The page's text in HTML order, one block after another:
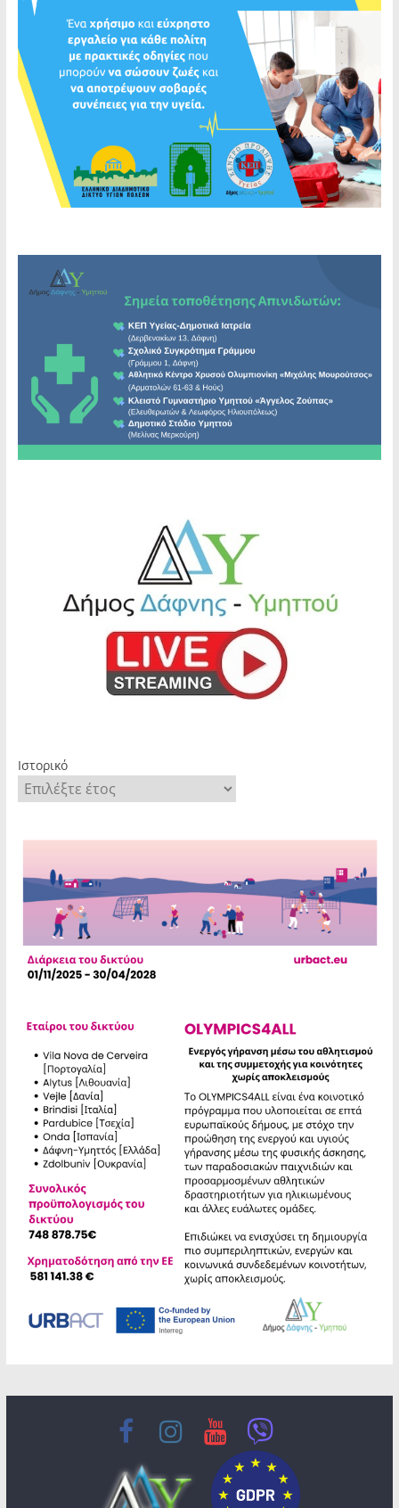
Ιστορικό